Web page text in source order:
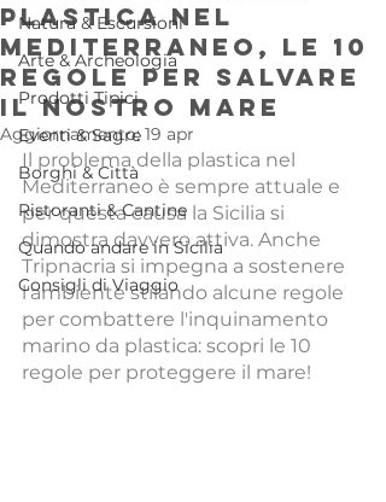
Natura & Escursioni
Arte & Archeologia
Prodotti Tipici
Eventi & Sagre
Borghi & Città
Ristoranti & Cantine
Quando andare in Sicilia
Consigli di Viaggio
Plastica nel
Mediterraneo, le 10
regole per salvare
il nostro mare
Aggiornamento:19 apr
Il problema della plastica nel
Mediterraneo è sempre attuale e
per questa causa la Sicilia si
dimostra davvero attiva. Anche
Tripnacria si impegna a sostenere
l'ambiente stilando alcune regole
per combattere l'inquinamento
marino da plastica: scopri le 10
regole per proteggere il mare!